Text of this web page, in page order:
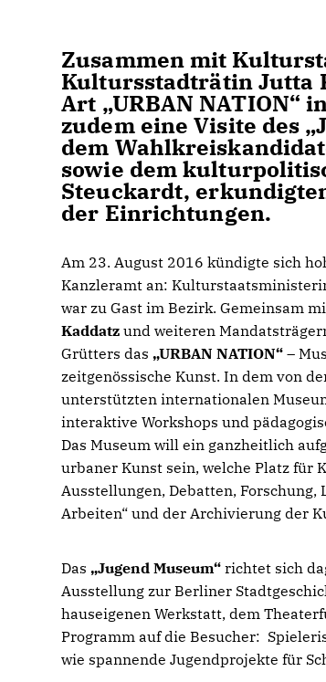
Zusammen mit
KultursstadträtinJutta
Art URBAN NATION“
zudem eine Visite des
dem
sowie dem
Steuckardt,
der Einrichtungen.
Am 23. August 2016 kündigte sich
Kanzleramt an:
war zu Gast im Bezirk. Gemeinsam
Kaddatz und weiteren
Grütters dasURBAN NATION“ –
zeitgenössische Kunst. In dem von
unterstützten internationalen
interaktive Workshops und
Das Museum will ein ganzheitlich
urbaner Kunst sein, welche Platz für
Ausstellungen, Debatten, Forschung,
Arbeiten“ und der Archivierung der
DasJugend Museum“ richtet sich
Ausstellung zur Berliner
hauseigenen Werkstatt, dem
Programm auf die Besucher:
wie spannende Jugendprojekte für